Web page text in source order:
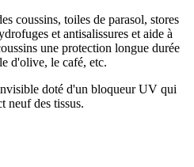
coussins, toiles de parasol, stores
et antisalissures et aide à
une protection longue durée
d'olive, le café, etc.
doté d'un bloqueur UV qui
neuf des tissus.